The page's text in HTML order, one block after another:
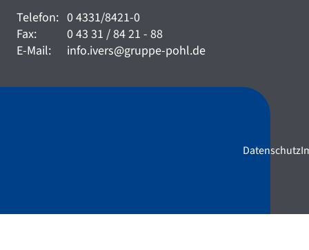
Telefon: 0 4331/8421-0
Fax:
0 43 31 / 84 21 - 88
E-Mail:
info.ivers@gruppe-pohl.de
Datenschutz